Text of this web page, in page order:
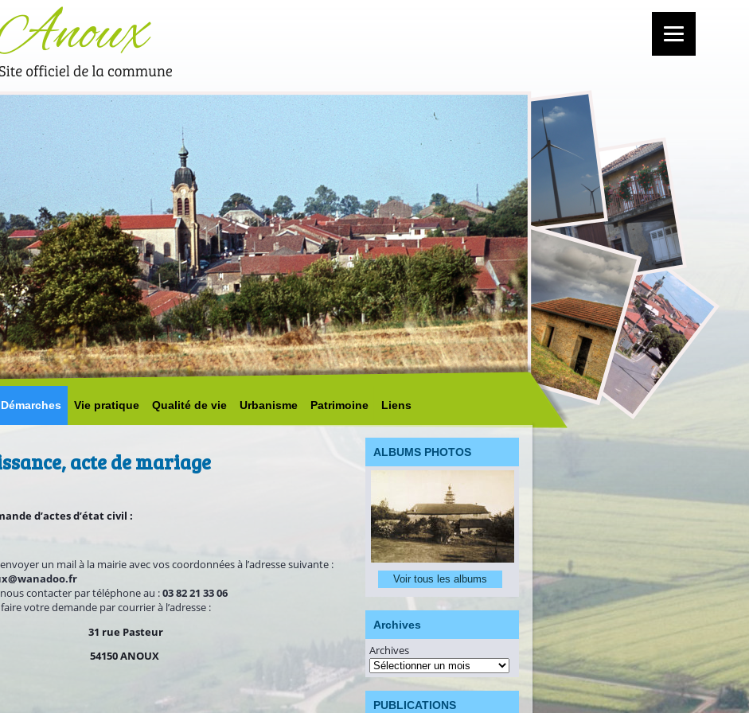
Démarches Vie pratique Qualité de vie Urbanisme Patrimoine Liens
acte de mariage
d’actes d’état civil :
un mail à la mairie avec vos coordonnées à l’adresse suivante :
contacter par téléphone au :03 82 21 33 06
votre demande par courrier à l’adresse :
31 rue Pasteur
54150 ANOUX
ALBUMS PHOTOS
Voir tous les albums
Archives
Archives
PUBLICATIONS